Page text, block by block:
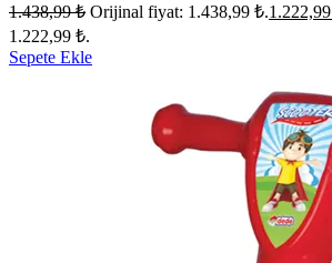
1.438,99₺ Orijinal fiyat: 1.438,99 ₺.1.222,99
1.222,99 ₺.
Sepete Ekle